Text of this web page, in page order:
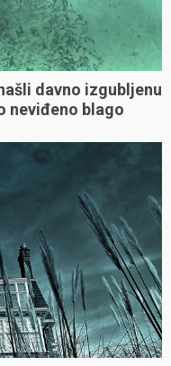
davno izgubljenu
neviđeno blago